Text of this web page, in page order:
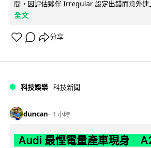
間，因評估夥伴 Irregular 設定出錯而意外連
全文
分享
科技娛樂 科技新聞
duncan 1 小時
Audi 最慳電量產車現身